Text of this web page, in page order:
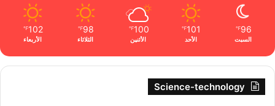
96
℉
السبت
101
℉
الأحد
100
℉
الأثنين
98
℉
الثلاثاء
102
℉
الأربعاء
Science-technology